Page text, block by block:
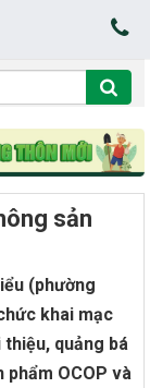
sản
(phường
khai mạc
quảng bá
OCOP và